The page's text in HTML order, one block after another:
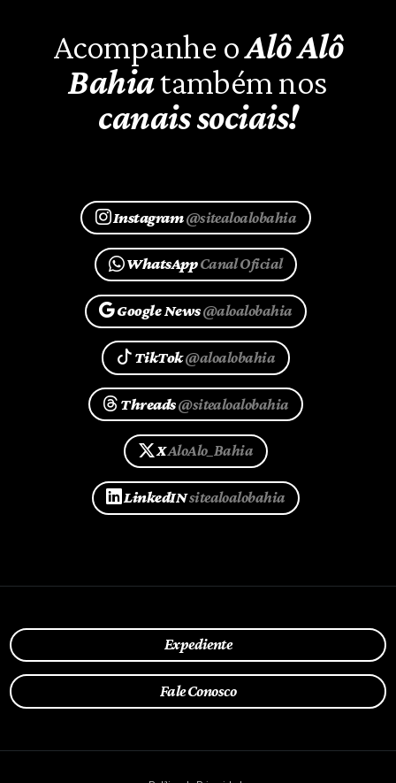
Acompanhe oAlô Alô
Bahiatambém nos
canais sociais!
Instagram@sitealoalobahia
WhatsAppCanal Oficial
Google News@aloalobahia
TikTok@aloalobahia
Threads@sitealoalobahia
XAloAlo_Bahia
LinkedINsitealoalobahia
Expediente
Fale Conosco